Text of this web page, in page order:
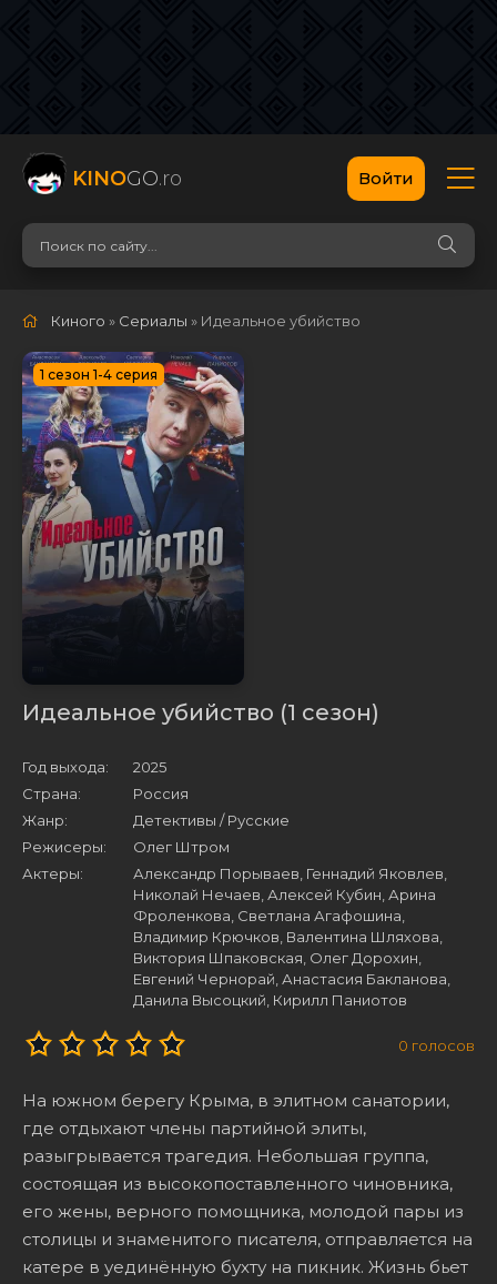
KINOGO.ro Войти
Киного » Сериалы » Идеальное убийство
1 сезон 1-4 серия
Идеальное убийство (1 сезон)
Год выхода:
2025
Страна:
Россия
Жанр:
Детективы / Русские
Режисеры:
Олег Штром
Актеры:
Александр Порываев, Геннадий Яковлев,
Николай Нечаев, Алексей Кубин, Арина
Фроленкова, Светлана Агафошина,
Владимир Крючков, Валентина Шляхова,
Виктория Шпаковская, Олег Дорохин,
Евгений Чернорай, Анастасия Бакланова,
Данила Высоцкий, Кирилл Паниотов
0 голосов
На южном берегу Крыма, в элитном санатории,
где отдыхают члены партийной элиты,
разыгрывается трагедия. Небольшая группа,
состоящая из высокопоставленного чиновника,
его жены, верного помощника, молодой пары из
столицы и знаменитого писателя, отправляется на
катере в уединённую бухту на пикник. Жизнь бьет